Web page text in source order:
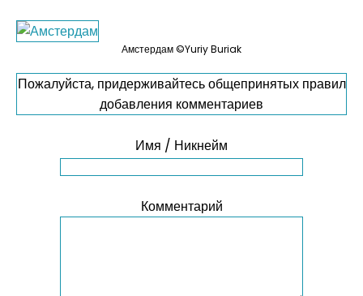
Амстердам ©Yuriy Buriak
Пожалуйста, придерживайтесь общепринятых правил
добавления комментариев
Имя / Никнейм
Комментарий